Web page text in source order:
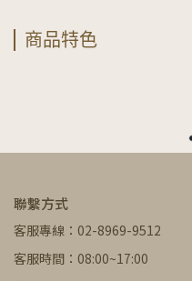
商品特色
聯繫方式
客服專線：02-8969-9512
客服時間：08:00~17:00